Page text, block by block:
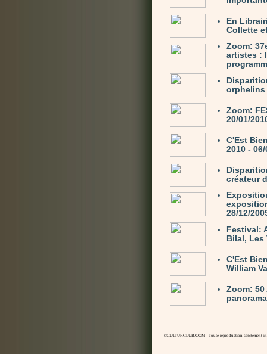
En
Collette
Zoom:
artistes :
orphelins
Zoom:
20/01/
C'Est
2010 -
créateur
28/12/
Festival:
Bilal, Les
C'Est
William
Zoom: 50
©CULTURCLUB.COM - Toute reproduction strictement